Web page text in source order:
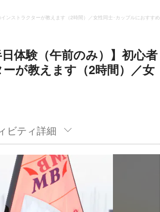
ンストラクターが教えます（2時間）／女性同士･カップルにおすすめ
体験（午前のみ）】初心者
が教えます（2時間）／女
ビティ詳細